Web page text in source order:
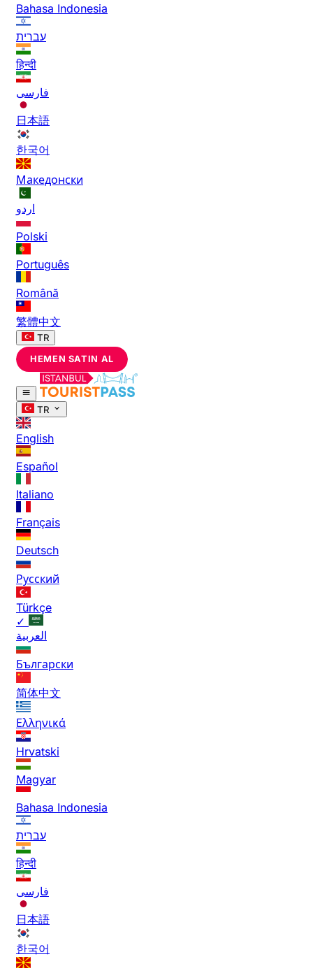
Bahasa Indonesia
עברית
हिन्दी
فارسی
日本語
한국어
Македонски
اردو
Polski
Português
Română
繁體中文
TR
HEMEN SATIN AL
TR
English
Español
Italiano
Français
Deutsch
Русский
Türkçe
✓
العربية
Български
简体中文
Ελληνικά
Hrvatski
Magyar
Bahasa Indonesia
עברית
हिन्दी
فارسی
日本語
한국어